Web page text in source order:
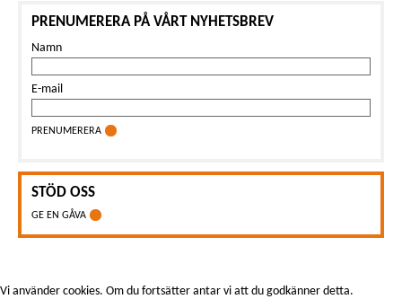
PRENUMERERA PÅ VÅRT NYHETSBREV
Namn
E-mail
PRENUMERERA
STÖD OSS
GE EN GÅVA
Vi använder cookies. Om du fortsätter antar vi att du godkänner detta.